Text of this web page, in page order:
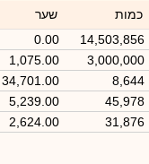
כמות שער
14,503,856
0.00
3,000,000
1,075.00
8,644
34,701.00
45,978
5,239.00
31,876
2,624.00